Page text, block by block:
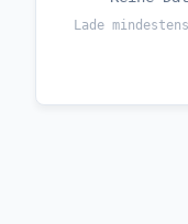
Lade